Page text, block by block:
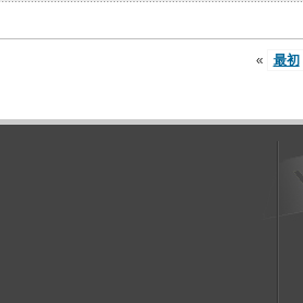
« 最初